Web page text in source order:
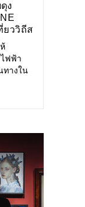
ง
ยววิถีส
ฟฟ้า
ทางใน
)